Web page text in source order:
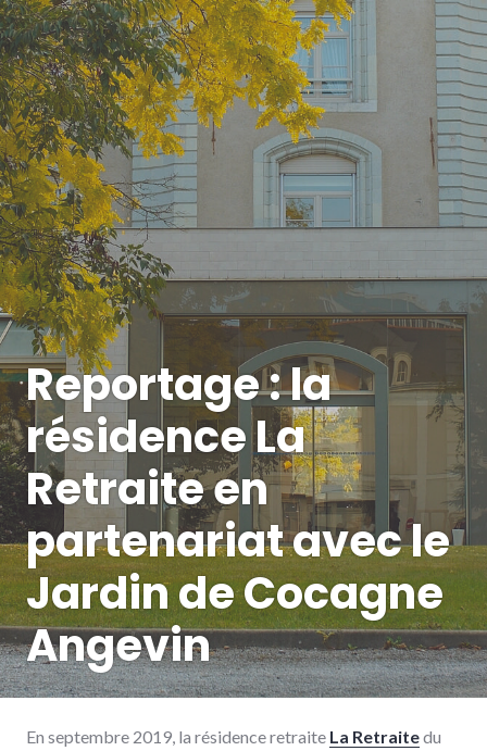
Reportage : la
résidence La
Retraite en
partenariat avec le
Jardin de Cocagne
Angevin
En septembre 2019, la résidence retraite La Retraitedu